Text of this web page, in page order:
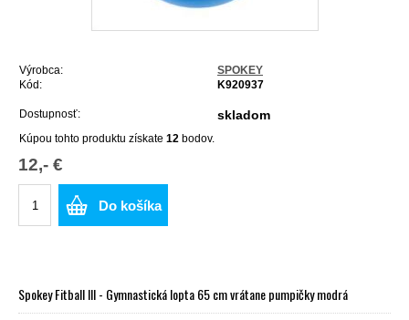
Výrobca:
SPOKEY
Kód:
K920937
Dostupnosť: skladom
Kúpou tohto produktu získate 12 bodov.
12,- €
Do košíka
Spokey Fitball III - Gymnastická lopta 65 cm vrátane pumpičky modrá